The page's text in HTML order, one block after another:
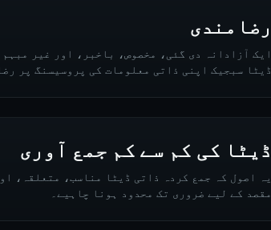
رضامندی
ایک آزادانہ دی گئی، مخصوص، باخبر، اور غیر
ڈیٹا سبجیک اپنی ذاتی معلومات کی پروسیسنگ پر
ڈیٹا کی کم سے کم جمع آوری
یہ اصول کہ جمع کردہ ذاتی ڈیٹا مناسب، متعلقہ،
مقصد کے لیے ضروری تک محدود ہونا چاہیے۔